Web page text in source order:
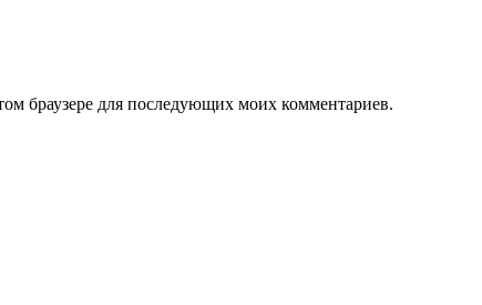
браузере для последующих моих комментариев.